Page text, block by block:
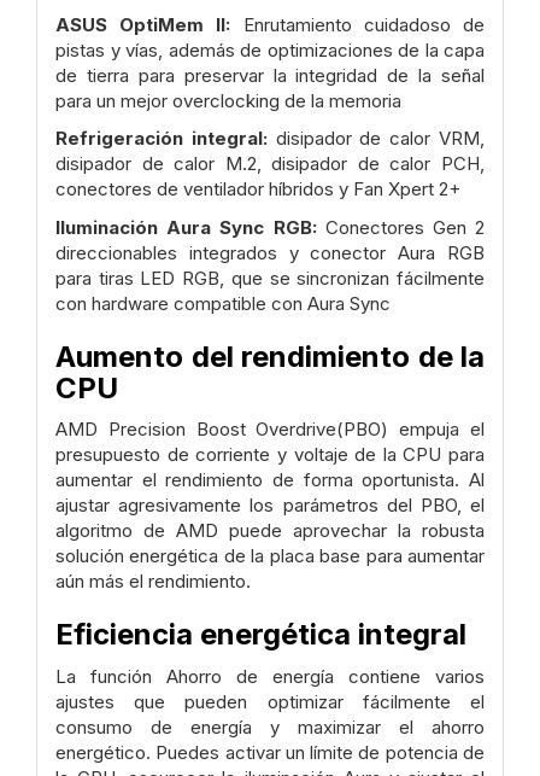
ASUS OptiMem II: Enrutamiento cuidadoso de
pistas y vías, además de optimizaciones de la capa
de tierra para preservar la integridad de la señal
para un mejor overclocking de la memoria
Refrigeración integral:disipador de calor VRM,
disipador de calor M.2, disipador de calor PCH,
conectores de ventilador híbridos y Fan Xpert 2+
Iluminación Aura Sync RGB:Conectores Gen 2
direccionables integrados y conector Aura RGB
para tiras LED RGB, que se sincronizan fácilmente
con hardware compatible con Aura Sync
Aumento del rendimiento de la
CPU
AMD Precision Boost Overdrive(PBO) empuja el
presupuesto de corriente y voltaje de la CPU para
aumentar el rendimiento de forma oportunista. Al
ajustar agresivamente los parámetros del PBO, el
algoritmo de AMD puede aprovechar la robusta
solución energética de la placa base para aumentar
aún más el rendimiento.
Eficiencia energética integral
La función Ahorro de energía contiene varios
ajustes que pueden optimizar fácilmente el
consumo de energía y maximizar el ahorro
energético. Puedes activar un límite de potencia de